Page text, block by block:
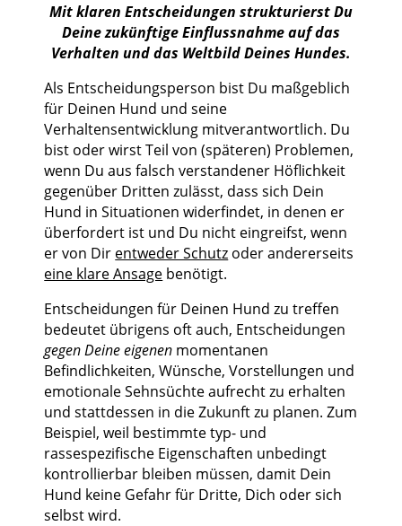
Mit klaren Entscheidungen strukturierst Du
Deine zukünftige Einflussnahme auf das
Verhalten und das Weltbild Deines Hundes.
Als Entscheidungsperson bist Du maßgeblich
für Deinen Hund und seine
Verhaltensentwicklung mitverantwortlich. Du
bist oder wirst Teil von (späteren) Problemen,
wenn Du aus falsch verstandener Höflichkeit
gegenüber Dritten zulässt, dass sich Dein
Hund in Situationen widerfindet, in denen er
überfordert ist und Du nicht eingreifst, wenn
er von Dir entweder Schutz oder andererseits
eine klare Ansage benötigt.
Entscheidungen für Deinen Hund zu treffen
bedeutet übrigens oft auch, Entscheidungen
gegen Deine eigenen momentanen
Befindlichkeiten, Wünsche, Vorstellungen und
emotionale Sehnsüchte aufrecht zu erhalten
und stattdessen in die Zukunft zu planen. Zum
Beispiel, weil bestimmte typ- und
rassespezifische Eigenschaften unbedingt
kontrollierbar bleiben müssen, damit Dein
Hund keine Gefahr für Dritte, Dich oder sich
selbst wird.